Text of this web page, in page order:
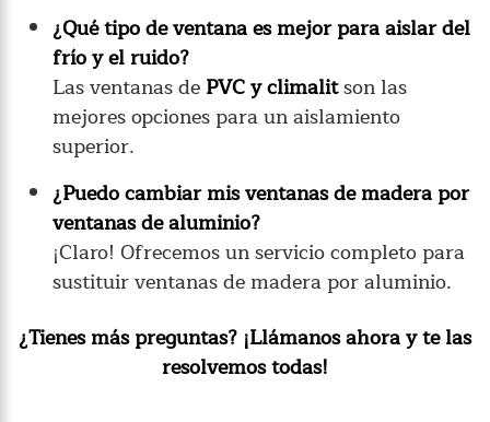
¿Qué tipo de ventana es mejor para aislar del
frío y el ruido?
Las ventanas de PVC y climalitson las
mejores opciones para un aislamiento
superior.
¿Puedo cambiar mis ventanas de madera por
ventanas de aluminio?
¡Claro! Ofrecemos un servicio completo para
sustituir ventanas de madera por aluminio.
¿Tienes más preguntas? ¡Llámanos ahora y te las
resolvemos todas!